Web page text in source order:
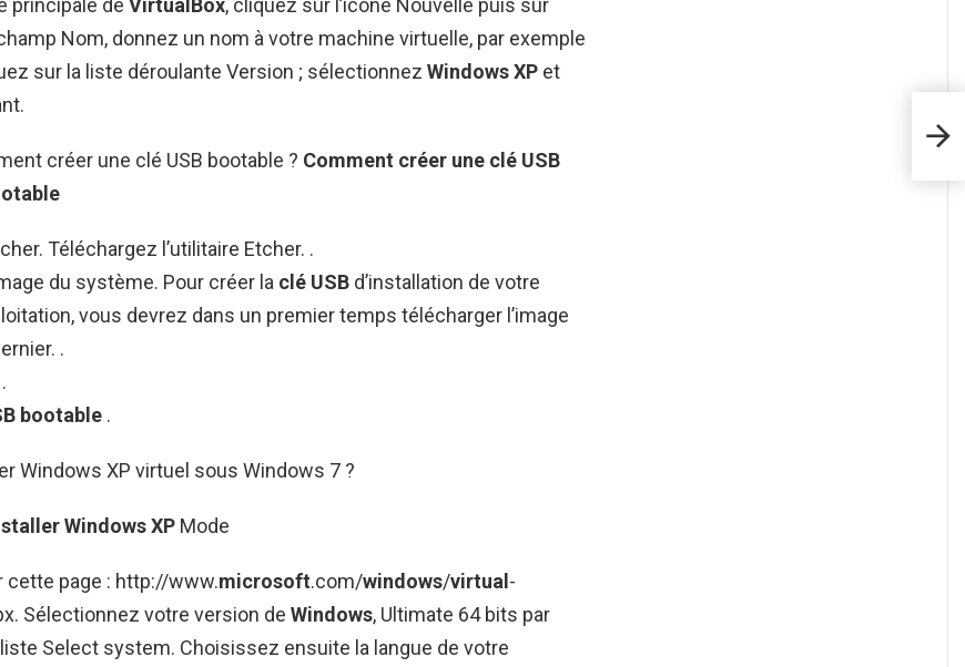
Nom, donnez un nom à votre machine virtuelle, par exemple
sur la liste déroulante Version ; sélectionnez Windows XP et
créer une clé USB bootable ? Comment créer une clé USB
Téléchargez l’utilitaire Etcher. .
du système. Pour créer la clé USB d’installation de votre
vous devrez dans un premier temps télécharger l’image
.
bootable .
Windows XP virtuel sous Windows 7 ?
Windows XP Mode
cette page : http://www.microsoft.com/windows/virtual-
Sélectionnez votre version de Windows, Ultimate 64 bits par
Select system. Choisissez ensuite la langue de votre